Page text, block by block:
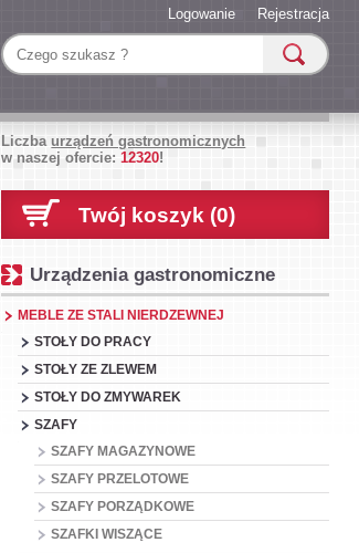
Rejestracja
Logowanie
Liczbaurządzeń gastronomicznych
w naszej ofercie:12320!
Twój koszyk (0)
Urządzenia gastronomiczne
MEBLE ZE STALI NIERDZEWNEJ
STOŁY DO PRACY
STOŁY ZE ZLEWEM
STOŁY DO ZMYWAREK
SZAFY
SZAFY MAGAZYNOWE
SZAFY PRZELOTOWE
SZAFY PORZĄDKOWE
SZAFKI WISZĄCE